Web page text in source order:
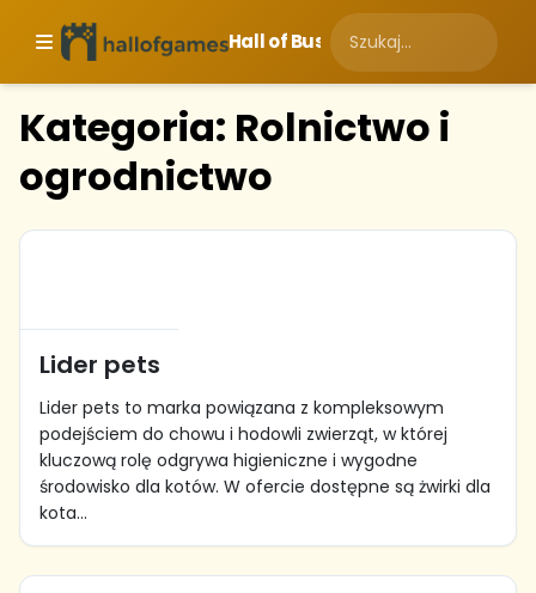
Hall of Business
Kategoria: Rolnictwo i
ogrodnictwo
Lider pets
Lider pets to marka powiązana z kompleksowym
podejściem do chowu i hodowli zwierząt, w której
kluczową rolę odgrywa higieniczne i wygodne
środowisko dla kotów. W ofercie dostępne są żwirki dla
kota...